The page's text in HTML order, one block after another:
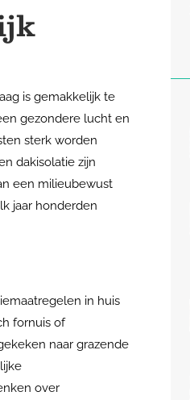
is gemakkelijk te
gezondere lucht en
sterk worden
dakisolatie zijn
een milieubewust
jaar honderden
in huis
fornuis of
naar grazende
over